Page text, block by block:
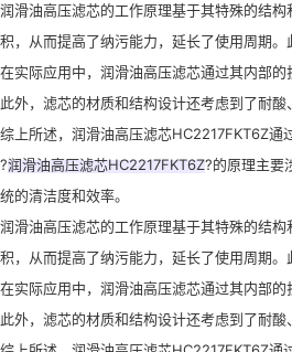
润滑油高压滤芯的工作原理基于其特殊的结
积，从而提高了纳污能力，延长了使用周期
在实际应用中，润滑油高压滤芯通过其内部
此外，滤芯的材质和结构设计还考虑到了耐
综上所述，润滑油高压滤芯HC2217FKT6Z通
?润滑油高压滤芯HC2217FKT6Z?的原理主要
统的清洁度和效率。
润滑油高压滤芯的工作原理基于其特殊的结
积，从而提高了纳污能力，延长了使用周期
在实际应用中，润滑油高压滤芯通过其内部
此外，滤芯的材质和结构设计还考虑到了耐